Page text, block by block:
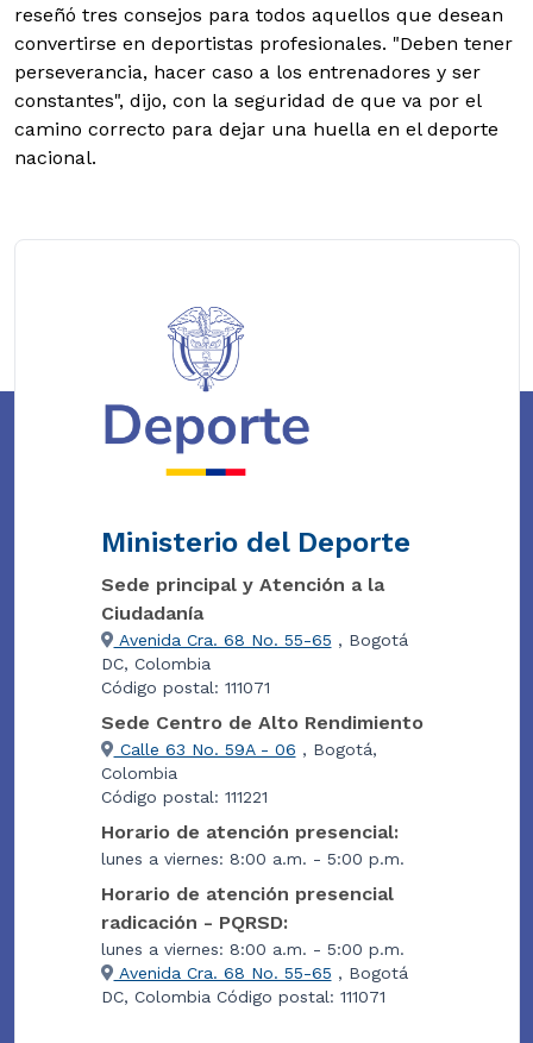
reseñó tres consejos para todos aquellos que desean
convertirse en deportistas profesionales. "Deben tener
perseverancia, hacer caso a los entrenadores y ser
constantes", dijo, con la seguridad de que va por el
camino correcto para dejar una huella en el deporte
nacional.
Ministerio del Deporte
Sede principal y Atención a la
Ciudadanía
Avenida Cra. 68 No. 55-65 , Bogotá
DC, Colombia
Código postal: 111071
Sede Centro de Alto Rendimiento
Calle 63 No. 59A - 06 , Bogotá,
Colombia
Código postal: 111221
Horario de atención presencial:
lunes a viernes: 8:00 a.m. - 5:00 p.m.
Horario de atención presencial
radicación - PQRSD:
lunes a viernes: 8:00 a.m. - 5:00 p.m.
Avenida Cra. 68 No. 55-65 , Bogotá
DC, Colombia Código postal: 111071